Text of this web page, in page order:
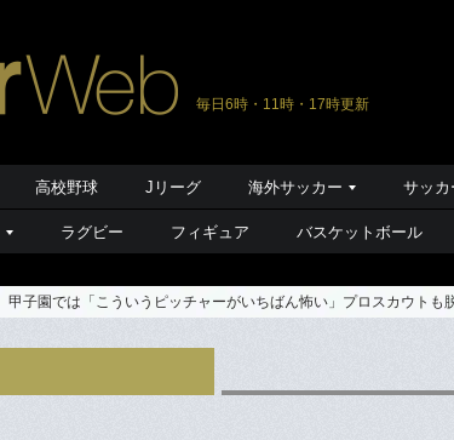
毎日6時・11時・17時更新
高校野球 Jリーグ 海外サッカー サッカ
ラグビー フィギュア バスケットボール
甲子園では「こういうピッチャーがいちばん怖い」プロスカウト